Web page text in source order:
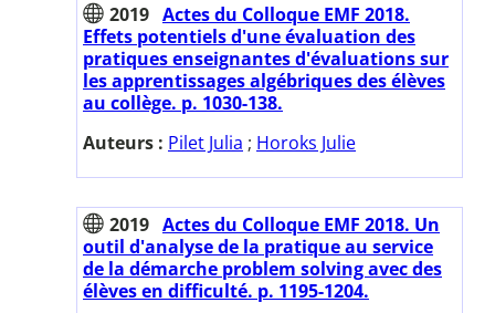
2019 Actes du Colloque EMF 2018.
Effets potentiels d'une évaluation des
pratiques enseignantes d'évaluations sur
les apprentissages algébriques des élèves
au collège. p. 1030-138.
Auteurs : Pilet Julia ; Horoks Julie
2019 Actes du Colloque EMF 2018. Un
outil d'analyse de la pratique au service
de la démarche problem solving avec des
élèves en difficulté. p. 1195-1204.